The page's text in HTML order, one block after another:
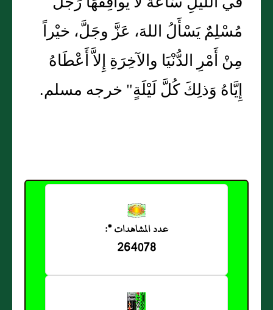
مُسْلِمٌ يَسْأَلُ اللهَ، عَزَّ وجَلَّ، خيْراً
مِنْ أَمْرِ الدُّنْيَا والآخِرَةِ إِلاَّ أَعْطَاهُ
إِيَّاهُ وَذلِكَ كُلَّ لَيْلَةٍ" خرجه مسلم.
عدد المشاهدات *:
264078